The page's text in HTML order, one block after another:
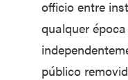
officio entre
qualquer
público